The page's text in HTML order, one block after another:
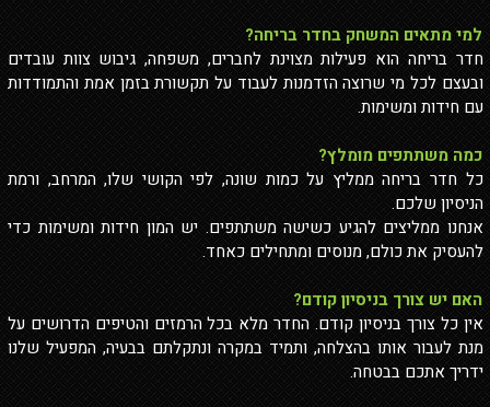
למי מתאים המשחק בחדר בריחה?
חדר בריחה הוא פעילות מצוינת לחברים, משפחה, גיבוש צוות עובדים
ובעצם לכל מי שרוצה הזדמנות לעבוד על תקשורת בזמן אמת והתמודדות
עם חידות ומשימות.
כמה משתתפים מומלץ?
כל חדר בריחה ממליץ על כמות שונה, לפי הקושי שלו, המרחב, ורמת
הניסיון שלכם.
אנחנו ממליצים להגיע כשישה משתתפים. יש המון חידות ומשימות כדי
להעסיק את כולם, מנוסים ומתחילים כאחד.
האם יש צורך בניסיון קודם?
אין כל צורך בניסיון קודם. החדר מלא בכל הרמזים והטיפים הדרושים על
מנת לעבור אותו בהצלחה, ותמיד במקרה ונתקלתם בבעיה, המפעיל שלנו
ידריך אתכם בבטחה.